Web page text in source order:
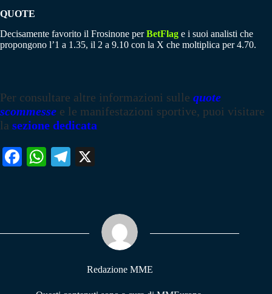
QUOTE
Decisamente favorito il Frosinone perBetFlag e i suoi analisti che
propongono l’1 a 1.35, il 2 a 9.10 con la X che moltiplica per 4.70.
Per consultare altre informazioni sulle quote
scommesse e le manifestazioni sportive, puoi visitare
la sezione dedicata
Fa W
pp
Te
m
Redazione MME